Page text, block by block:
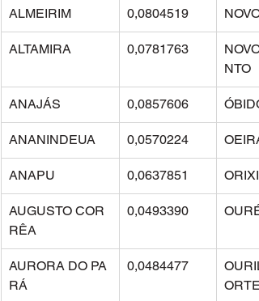
ALMEIRIM 0,0804519
ALTAMIRA 0,0781763
NTO
ANAJÁS 0,0857606
ANANINDEUA 0,0570224
ANAPU 0,0637851
AUGUSTO COR
RÊA
0,0493390
AURORA DO PA
RÁ
0,0484477
ORTE